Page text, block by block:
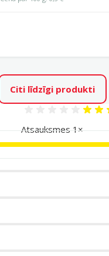
Citi līdzīgi produkti
Atsauksmes 1×
Atsauksmes